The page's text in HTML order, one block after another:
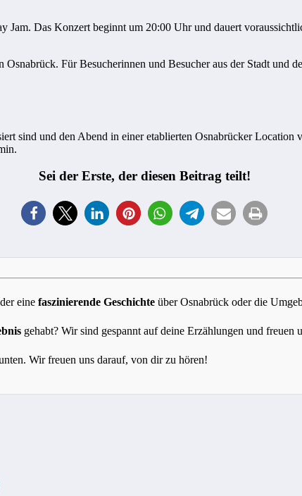
Jam. Das Konzert beginnt um 20:00 Uhr und dauert
Für Besucherinnen und Besucher aus der Stadt und
sind und den Abend in einer etablierten Osnabrücker
Sei der Erste, der diesen Beitrag teilt!
eine faszinierende Geschichte über Osnabrück oder die
gehabt? Wir sind gespannt auf deine Erzählungen und freuen
Wir freuen uns darauf, von dir zu hören!